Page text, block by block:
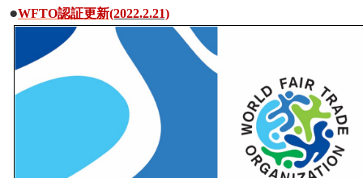
●WFTO認証更新(2022.2.21)